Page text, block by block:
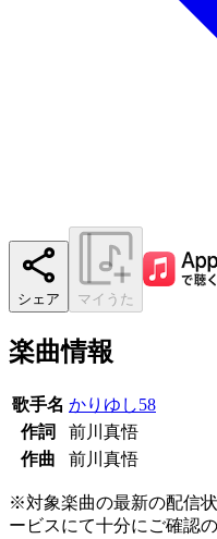
シェア マイうた
楽曲情報
歌手名 かりゆし58
作詞
前川真悟
作曲
前川真悟
※対象楽曲の最新の配信
ービスにて十分にご確認